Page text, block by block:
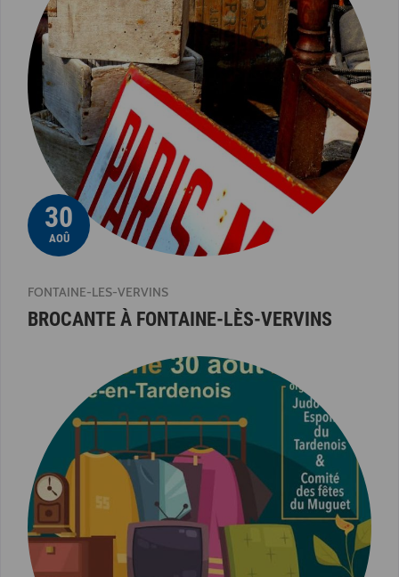
30
AOÛ
FONTAINE-LES-VERVINS
BROCANTE À FONTAINE-LÈS-VERVINS